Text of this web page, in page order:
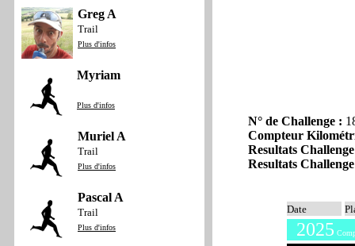
Greg A
Trail
Plus d'infos
Myriam
Plus d'infos
Muriel A
Trail
Plus d'infos
Pascal A
Trail
Plus d'infos
N° de Challenge :
Compteur
Resultats
Resultats
Date
2025